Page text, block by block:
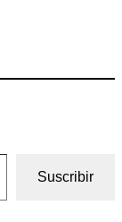
Suscribir